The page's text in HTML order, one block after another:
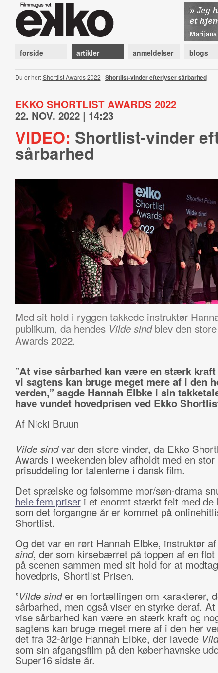
forside artikler anmeldelser blogs
Du er her:Shortlist Awards 2022 | Shortlist-vinder efterlyser sårbarhed
EKKO SHORTLIST AWARDS 2022
22. NOV. 2022 | 14:23
VIDEO: Shortlist-vinder
sårbarhed
Med sit hold i ryggen takkede instruktør
publikum, da hendes Vilde sindblev den
Awards 2022.
”At vise sårbarhed kan være en stærk kraft
vi sagtens kan bruge meget mere af i den
verden,” sagde Hannah Elbke i sin
have vundet hovedprisen ved Ekko
Af Nicki Bruun
Vilde sindvar den store vinder, da Ekko
Awards i weekenden blev afholdt med en stor
prisuddeling for talenterne i dansk film.
Det sprælske og følsomme mor/søn-drama
hele fem priseri et enormt stærkt felt med de
som det forgangne år er kommet på
Shortlist.
Og det var en rørt Hannah Elbke, instruktør
sind, der som kirsebærret på toppen af en flot
på scenen sammen med sit hold for at
hovedpris, Shortlist Prisen.
”Vilde sinder en fortællingen om karakterer,
sårbarhed, men også viser en styrke deraf.
vise sårbarhed kan være en stærk kraft og
sagtens kan bruge meget mere af i den her
det fra 32-årige Hannah Elbke, der lavede
som sin afgangsfilm på den københavnske
Super16 sidste år.